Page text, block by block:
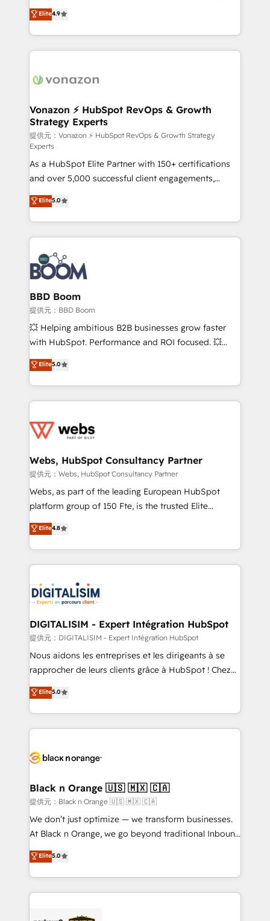
HubSpot dans votre organisation. Pour toute
question technique ou besoin de structuration de
B2B à travers l’acquisition de nouveaux clients,
l'intégration CRM et le développement des revenus
auprès de vos comptes existants. En France et à
l'international, nous travaillons avec des ETI
delà d’une simple transformation digitale et des
➤ L’intégration de CRM et de méthodologie RevOps
pour aligner les équipes marketing, commerciales et
support client (data migration, synchronisation API,
audit et maintenance) ➤ La création de sites internet
de conversion qui transforment les visiteurs en
opportunités d'affaires ➤ La mise en place de
stratégies d'acquisition marketing (SEO, SEA,
inbound, automatisation marketing, ABM, IA,
emailing) Informations clés : - 10 ans d'expérience -
100+ intégrations CRM HubSpot réussies - 40
experts conseil - 150 certifications HubSpot
cumulées
Elite4.9
Vonazon ⚡ HubSpot RevOps & Growth
Strategy Experts
提供元：Vonazon ⚡ HubSpot RevOps & Growth Strategy
Experts
As a HubSpot Elite Partner with 150+ certifications
and over 5,000 successful client engagements,
Vonazon turns marketing complexity into
measurable, scalable growth. From onboarding to
enterprise-grade campaigns, our in-house team
builds scalable strategies that drive long-term
revenue. ⚙️ HubSpot Integration & Optimization •
Seamless CRM, CMS, and automation setup •
Complex platform migrations and data cleanups •
Custom APIs and third-party integrations 📈 End-to-
End Revenue Acceleration • Lifecycle marketing and
pipeline growth programs • Sales enablement tools
and CRM optimization • Retention strategies with
Execution • 750+ onboardings and 2,000+
implementations • Deep expertise across marketing,
Elite5.0
BBD Boom
提供元：BBD Boom
💥 Helping ambitious B2B businesses grow faster
with HubSpot. Performance and ROI focused. 💥
BBD Boom is the HubSpot partner that can help you
to HubSpot Better. We work with your teams to
solve all your HubSpot challenges and improve user
adoption, sales process and marketing results.
the first time 🔧 Designing and optimising your
and build using HubSpot 🔌 Integrating HubSpot
with other systems 🎓 Training your teams to be
HubSpot pros 📊 Lead generation services using
HubSpot Why us? - SIX HubSpot Accreditations -
CRM, Solutions Architecture, Onboarding , Data
Migration, Custom Integration & Platform
team of 25+ experts Contact us today to help you
get more from your investment in HubSpot.
Elite5.0
Webs, HubSpot Consultancy Partner
提供元：Webs, HubSpot Consultancy Partner
Webs, as part of the leading European HubSpot
platform group of 150 Fte, is the trusted Elite
HubSpot CRM Partner offering you a roadmap on
maximizing EBITDA and achieving Commercial
Excellence. With our targeted processes, we
strengthen your digital transformation and minimize
Implementation partner, we provide expertise to
drive your business forward. Since 2015 we are fully
dedicated to HubSpot and with an experienced
team (50+), we work with reputable companies in
B2B sectors such as manufacturing, SaaS and
business services. We prepare a customized
impact of your digital transformation, including a
detailed financial rationale with a focus on ROI and
embark on a transformational journey that sets your
business up for long-term success. Unlock your
business. If not now, when?
Elite4.8
DIGITALISIM - Expert Intégration HubSpot
提供元：DIGITALISIM - Expert Intégration HubSpot
Nous aidons les entreprises et les dirigeants à se
rapprocher de leurs clients grâce à HubSpot ! Chez
DIGITALISIM, nous avons l'intime conviction que la
réussite des entreprises passe par l’innovation web,
le marketing digital, et la relation client ! C'est
pourquoi, nos experts sont à la fois capables de
référencement, votre stratégie digitale et le pilotage
projet HubSpot avec DIGITALISIM : 🧽 Nettoyage,
migration et intégration des bases de données. 🚀
Développement des interfaces avec vos logiciels
métiers ⚙️ Configuration de la plateforme HubSpot
Book Process & Guidelines utilisateurs 🎓
Formations des utilisateurs
Elite5.0
Black n Orange 🇺🇸 🇲🇽 🇨🇦
提供元：Black n Orange 🇺🇸 🇲🇽 🇨🇦
We don’t just optimize — we transform businesses.
At Black n Orange, we go beyond traditional Inbound
Marketing with our exclusive methodologies:
BOOMS and BOOST. Together, they form a powerful
combination that has driven success for over 800
businesses worldwide. As Elite HubSpot Partners, we
Elite5.0